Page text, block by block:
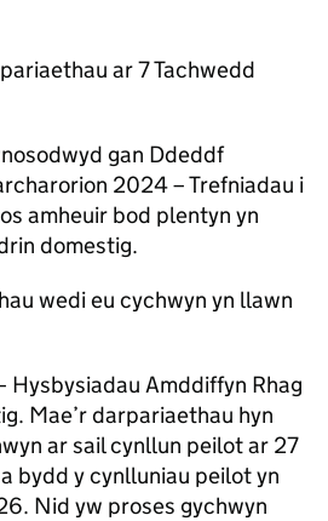
ar 7 Tachwedd
gan Ddeddf
2024 – Trefniadau i
amheuir bod plentyn yn
domestig.
wedi eu cychwyn yn llawn
Hysbysiadau Amddiffyn Rhag
Mae’r darpariaethau hyn
ar sail cynllun peilot ar 27
bydd y cynlluniau peilot yn
Nid yw proses gychwyn